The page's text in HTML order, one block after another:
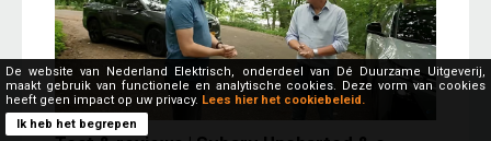
De website van Nederland Elektrisch, onderdeel van Dé Duurzame Uitgeverij,
maakt gebruik van functionele en analytische cookies. Deze vorm van cookies
heeft geen impact op uw privacy. Lees hier het cookiebeleid.
Ik heb het begrepen